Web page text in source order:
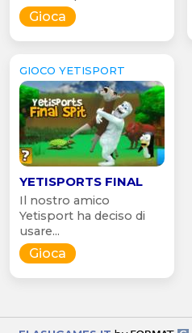
Gioca
GIOCO YETISPORT
YETISPORTS FINAL
Il nostro amico
Yetisport ha deciso di
usare...
Gioca